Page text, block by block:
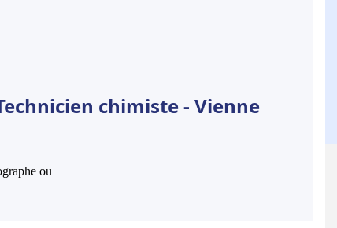
chimiste - Vienne
ou